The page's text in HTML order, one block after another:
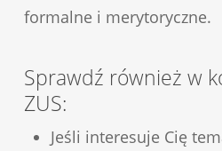
formalne i merytoryczne.
Sprawdź również w
ZUS:
Jeśli interesuje Cię